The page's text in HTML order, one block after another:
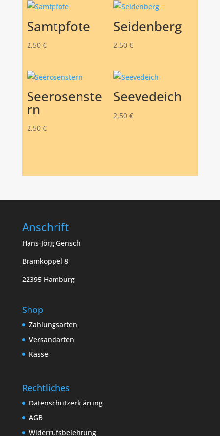
Samtpfote
2,50 €
Seidenberg
2,50 €
Seerosenste
rn
2,50 €
Seevedeich
2,50 €
Anschrift
Hans-Jörg Gensch
Bramkoppel 8
22395 Hamburg
Shop
Zahlungsarten
Versandarten
Kasse
Rechtliches
Datenschutzerklärung
AGB
Widerrufsbelehrung